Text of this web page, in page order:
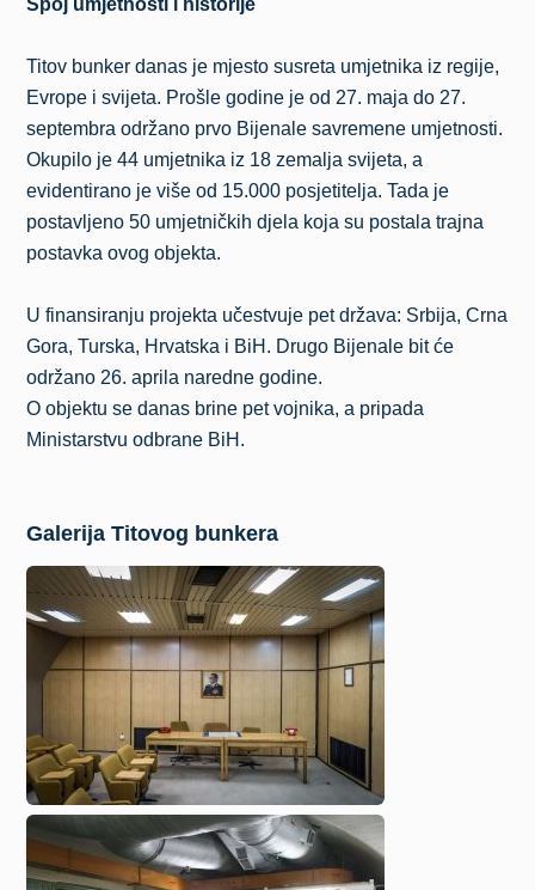
Titov bunker danas je mjesto susreta umjetnika iz regije,
Evrope i svijeta. Prošle godine je od 27. maja do 27.
septembra održano prvo Bijenale savremene umjetnosti.
Okupilo je 44 umjetnika iz 18 zemalja svijeta, a
evidentirano je više od 15.000 posjetitelja. Tada je
postavljeno 50 umjetničkih djela koja su postala trajna
postavka ovog objekta.
U finansiranju projekta učestvuje pet država: Srbija, Crna
Gora, Turska, Hrvatska i BiH. Drugo Bijenale bit će
održano 26. aprila naredne godine.
O objektu se danas brine pet vojnika, a pripada
Ministarstvu odbrane BiH.
Galerija Titovog bunkera